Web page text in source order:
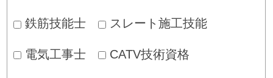
鉄筋技能士 スレート施工技能
電気工事士 CATV技術資格